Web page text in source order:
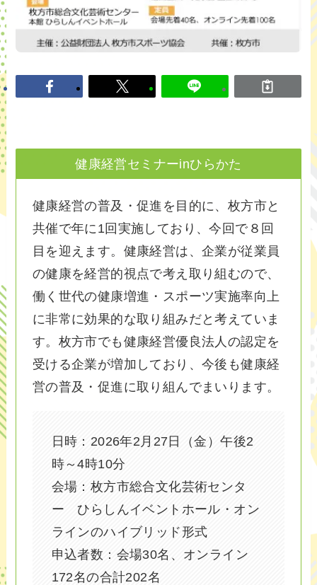
健康経営セミナーinひらかた
健康経営の普及・促進を目的に、枚方市と
共催で年に1回実施しており、今回で８回
目を迎えます。健康経営は、企業が従業員
の健康を経営的視点で考え取り組むので、
働く世代の健康増進・スポーツ実施率向上
に非常に効果的な取り組みだと考えていま
す。枚方市でも健康経営優良法人の認定を
受ける企業が増加しており、今後も健康経
営の普及・促進に取り組んでまいります。
日時：2026年2月27日（金）午後2
時～4時10分
会場：枚方市総合文化芸術センタ
ー ひらしんイベントホール・オン
ラインのハイブリッド形式
申込者数：会場30名、オンライン
172名の合計202名